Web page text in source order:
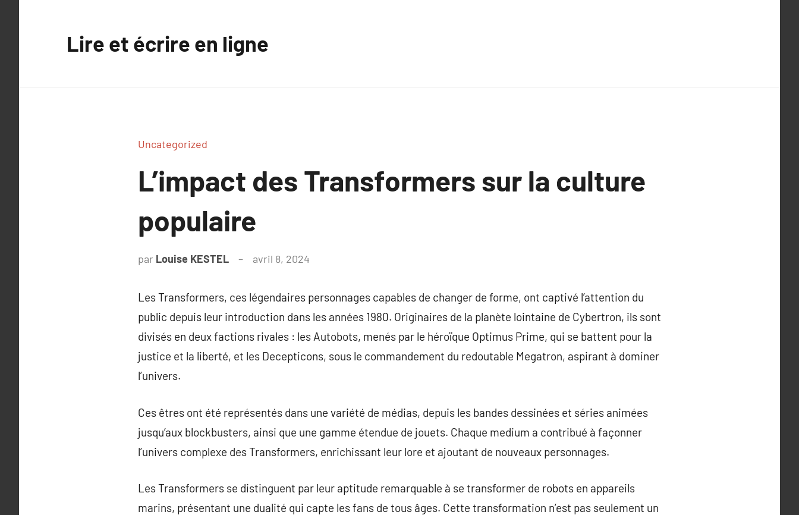
Lire et écrire en ligne
Uncategorized
L’impact des Transformers sur la culture
populaire
par Louise KESTEL avril 8, 2024
Les Transformers, ces légendaires personnages capables de changer de forme, ont captivé l’attention du
public depuis leur introduction dans les années 1980. Originaires de la planète lointaine de Cybertron, ils sont
divisés en deux factions rivales : les Autobots, menés par le héroïque Optimus Prime, qui se battent pour la
justice et la liberté, et les Decepticons, sous le commandement du redoutable Megatron, aspirant à dominer
l’univers.
Ces êtres ont été représentés dans une variété de médias, depuis les bandes dessinées et séries animées
jusqu’aux blockbusters, ainsi que une gamme étendue de jouets. Chaque medium a contribué à façonner
l’univers complexe des Transformers, enrichissant leur lore et ajoutant de nouveaux personnages.
Les Transformers se distinguent par leur aptitude remarquable à se transformer de robots en appareils
marins, présentant une dualité qui capte les fans de tous âges. Cette transformation n’est pas seulement un